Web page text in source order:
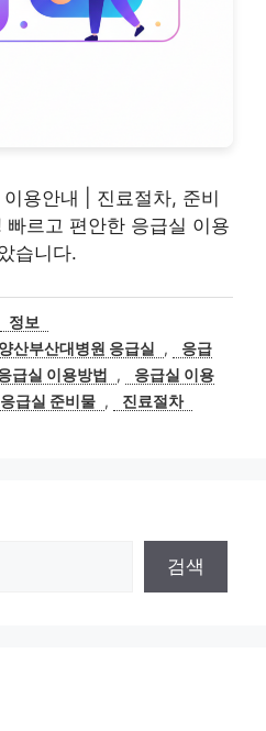
용안내 | 진료절차, 준비
르고 편안한 응급실 이용
습니다.
카
테
고
리
정보
양산부산대병원 응급실 ,
응급
급실 이용방법 ,
응급실 이용
응급실 준비물 , 진료절차
검색